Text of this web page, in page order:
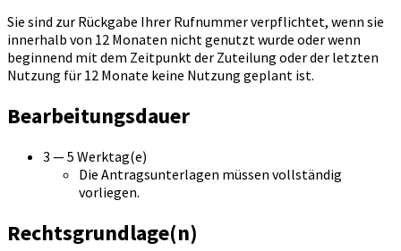
Sie sind zur Rückgabe Ihrer Rufnummer verpflichtet, wenn sie
innerhalb von 12 Monaten nicht genutzt wurde oder wenn
beginnend mit dem Zeitpunkt der Zuteilung oder der letzten
Nutzung für 12 Monate keine Nutzung geplant ist.
Bearbeitungsdauer
3 — 5 Werktag(e)
Die Antragsunterlagen müssen vollständig
vorliegen.
Rechtsgrundlage(n)